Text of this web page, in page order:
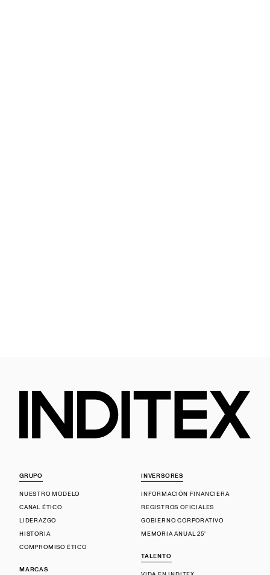
GRUPO
NUESTRO MODELO
CANAL ÉTICO
LIDERAZGO
HISTORIA
COMPROMISO ÉTICO
MARCAS
INVERSORES
INFORMACIÓN FINANCIERA
REGISTROS OFICIALES
GOBIERNO CORPORATIVO
MEMORIA ANUAL 25'
TALENTO